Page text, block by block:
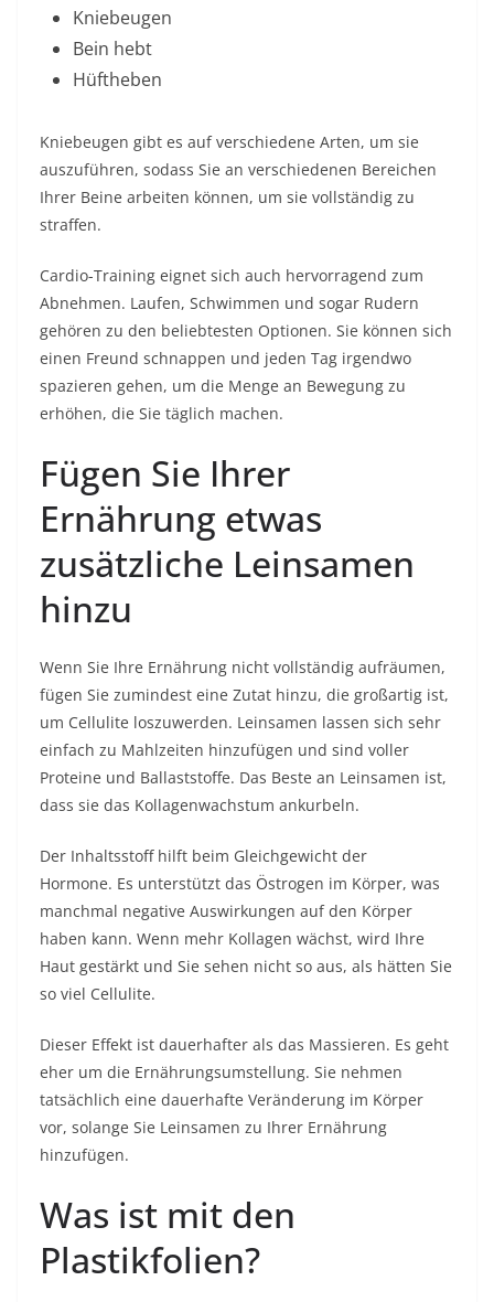
Kniebeugen
Bein hebt
Hüftheben
Kniebeugen gibt es auf verschiedene Arten, um sie
auszuführen, sodass Sie an verschiedenen Bereichen
Ihrer Beine arbeiten können, um sie vollständig zu
straffen.
Cardio-Training eignet sich auch hervorragend zum
Abnehmen. Laufen, Schwimmen und sogar Rudern
gehören zu den beliebtesten Optionen. Sie können sich
einen Freund schnappen und jeden Tag irgendwo
spazieren gehen, um die Menge an Bewegung zu
erhöhen, die Sie täglich machen.
Fügen Sie Ihrer
Ernährung etwas
zusätzliche Leinsamen
hinzu
Wenn Sie Ihre Ernährung nicht vollständig aufräumen,
fügen Sie zumindest eine Zutat hinzu, die großartig ist,
um Cellulite loszuwerden. Leinsamen lassen sich sehr
einfach zu Mahlzeiten hinzufügen und sind voller
Proteine ​​und Ballaststoffe. Das Beste an Leinsamen ist,
dass sie das Kollagenwachstum ankurbeln.
Der Inhaltsstoff hilft beim Gleichgewicht der
Hormone. Es unterstützt das Östrogen im Körper, was
manchmal negative Auswirkungen auf den Körper
haben kann. Wenn mehr Kollagen wächst, wird Ihre
Haut gestärkt und Sie sehen nicht so aus, als hätten Sie
so viel Cellulite.
Dieser Effekt ist dauerhafter als das Massieren. Es geht
eher um die Ernährungsumstellung. Sie nehmen
tatsächlich eine dauerhafte Veränderung im Körper
vor, solange Sie Leinsamen zu Ihrer Ernährung
hinzufügen.
Was ist mit den
Plastikfolien?